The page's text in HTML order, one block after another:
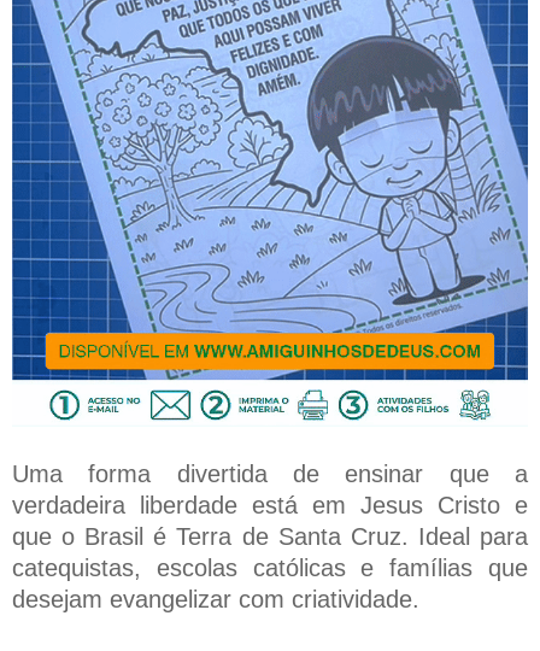
Uma forma divertida de ensinar que a
verdadeira liberdade está em Jesus Cristo e
que o Brasil é Terra de Santa Cruz. Ideal para
catequistas, escolas católicas e famílias que
desejam evangelizar com criatividade.